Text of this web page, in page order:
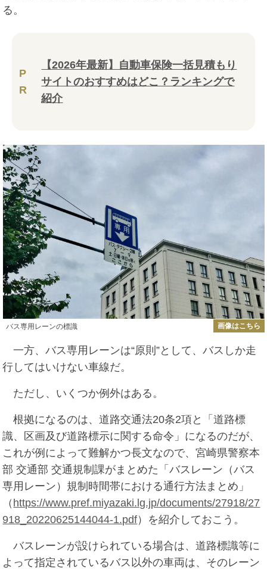
る。
P
R
【2026年最新】自動車保険一括見積もり
サイトのおすすめはどこ？ランキングで
紹介
バス専用レーンの標識 画像はこちら
一方、バス専用レーンは“原則”として、バスしか走
行してはいけない車線だ。
ただし、いくつか例外はある。
根拠になるのは、道路交通法20条2項と「道路標
識、区画及び道路標示に関する命令」になるのだが、
これが例によって難解かつ長文なので、宮崎県警察本
部 交通部 交通規制課がまとめた「バスレーン（バス
専用レーン）規制時間帯における通行方法まとめ」
（ https://www.pref.miyazaki.lg.jp/documents/27918/27
918_20220625144044-1.pdf）を紹介しておこう。
バスレーンが設けられている場合は、道路標識等に
よって指定されているバス以外の車両は、そのレーン